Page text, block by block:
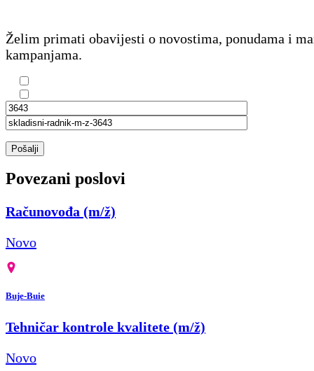
Želim primati obavijesti o novostima, ponudama i
kampanjama.
Pošalji
Povezani poslovi
Računovođa (m/ž)
Novo
Buje-Buie
Tehničar kontrole kvalitete (m/ž)
Novo